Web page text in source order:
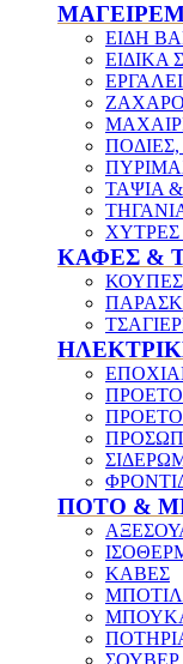
ΕΙΔΗ
ΕΙΔΙΚΑ
ΤΑΨΙΑ
ΚΑΦΕΣ &
ΠΟΤΟ &
ΚΑΒΕΣ
ΣΟΥΒΕΡ